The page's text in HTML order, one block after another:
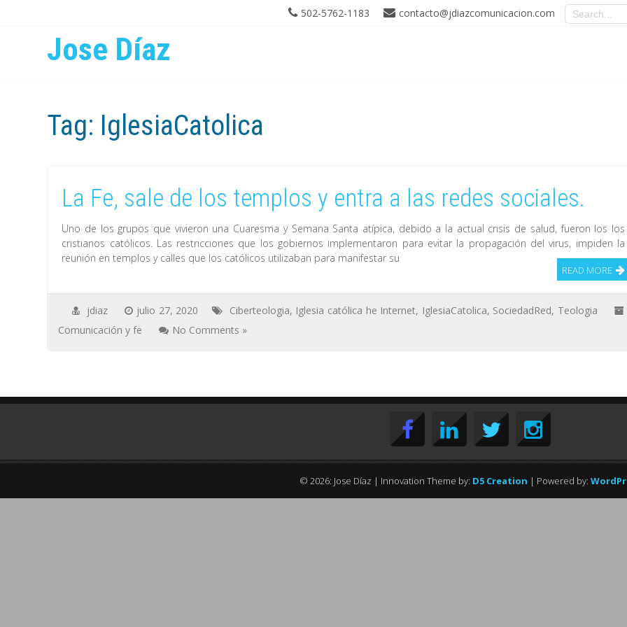
502-5762-1183 contacto@jdiazcomunicacion.com
Jose Díaz
Tag: IglesiaCatolica
La Fe, sale de los templos y entra a las redes sociales.
Uno de los grupos que vivieron una Cuaresma y Semana Santa atípica, debido a la actual crisis de salud, fueron los los
cristianos católicos. Las restricciones que los gobiernos implementaron para evitar la propagación del virus, impiden la
reunión en templos y calles que los católicos utilizaban para manifestar su
READ MORE
jdiaz julio 27, 2020 Ciberteologia, Iglesia católica he Internet, IglesiaCatolica, SociedadRed, Teologia
Comunicación y fe
No Comments »
© 2026: Jose Díaz | Innovation Theme by: D5 Creation | Powered by: